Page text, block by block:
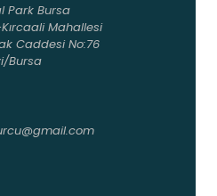
Park Bursa
Mahallesi
Caddesi No:76
Bursa